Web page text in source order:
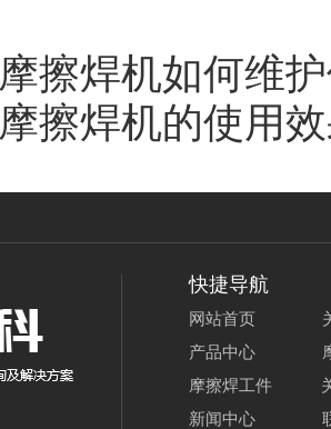
摩擦焊机如何维
摩擦焊机的使用
快捷导航
网站首页
产品中心
摩擦焊工件
新闻中心